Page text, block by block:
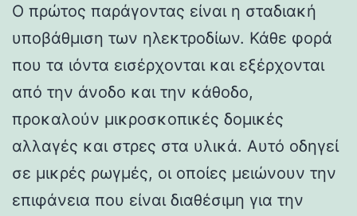
Ο πρώτος παράγοντας είναι η σταδιακή
υποβάθμιση των ηλεκτροδίων. Κάθε φορά
που τα ιόντα εισέρχονται και εξέρχονται
από την άνοδο και την κάθοδο,
προκαλούν μικροσκοπικές δομικές
αλλαγές και στρες στα υλικά. Αυτό οδηγεί
σε μικρές ρωγμές, οι οποίες μειώνουν την
επιφάνεια που είναι διαθέσιμη για την